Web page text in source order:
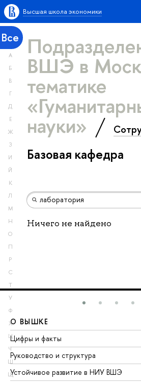
Высшая школа экономики
Все
А
Б
В
Г
Д
Е
Ж
З
И
Й
К
Л
М
Н
О
П
Р
С
Т
У
Ф
Х
Ц
Ч
Ш
Щ
ВШЭ в
тематике
науки»
Базовая кафедра
Ничего не найдено
О ВЫШКЕ
Цифры и факты
Руководство и структура
Устойчивое развитие в НИУ ВШЭ